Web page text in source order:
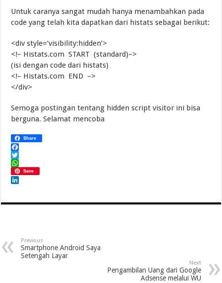
Untuk caranya sangat mudah hanya menambahkan pada
code yang telah kita dapatkan dari histats sebagai berikut:
<div style=’visibility:hidden’>
<!– Histats.com START (standard)–>
(isi dengan code dari histats)
<!– Histats.com END –>
</div>
Semoga postingan tentang hidden script visitor ini bisa
berguna. Selamat mencoba
Share
Facebook
Twitter
WhatsApp
Save
Previous
Smartphone Android Saya
Setengah Layar
Next
Pengambilan Uang dari Google
Adsense melalui WU